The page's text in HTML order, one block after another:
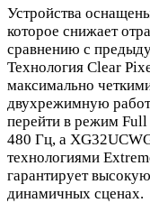
Устройства
которое снижает
сравнению с
Технология Clear
максимально
двухрежимную
перейти в режим
480 Гц, а
технологиями
гарантирует
динамичных сценах.